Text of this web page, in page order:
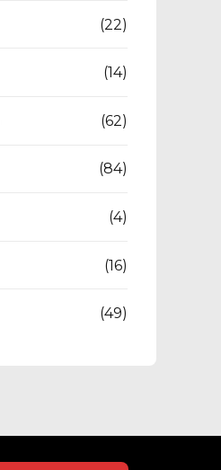
(22)
(14)
(62)
(84)
(4)
(16)
(49)